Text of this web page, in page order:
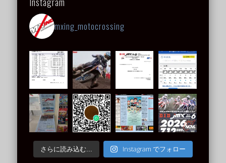
mxing_motocrossing
さらに読み込む... Instagram でフォロー